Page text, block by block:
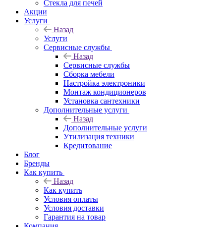
Стекла для печей
Акции
Услуги
Назад
Услуги
Сервисные службы
Назад
Сервисные службы
Сборка мебели
Настройка электроники
Монтаж кондиционеров
Установка сантехники
Дополнительные услуги
Назад
Дополнительные услуги
Утилизация техники
Кредитование
Блог
Бренды
Как купить
Назад
Как купить
Условия оплаты
Условия доставки
Гарантия на товар